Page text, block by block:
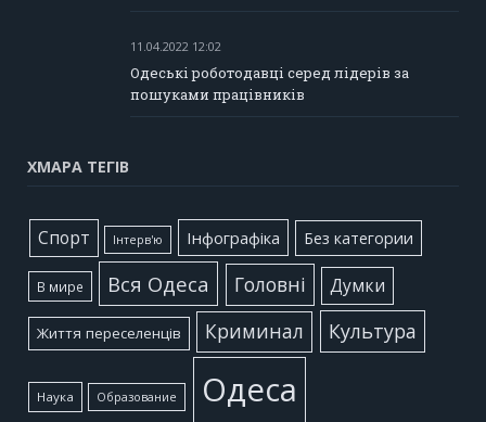
11.04.2022 12:02
Одеські роботодавці серед лідерів за
пошуками працівників
ХМАРА ТЕГІВ
Cпорт Інтерв'ю Інфографіка Без категории
В мире Вся Одеса Головні Думки
Життя переселенців Криминал Культура
Наука Образование Одеса